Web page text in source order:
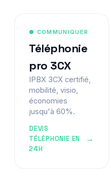
● COMMUNIQUER
Téléphonie
pro 3CX
IPBX 3CX certifié,
mobilité, visio,
économies
jusqu'à 60%.
DEVIS
TÉLÉPHONIE EN
24H